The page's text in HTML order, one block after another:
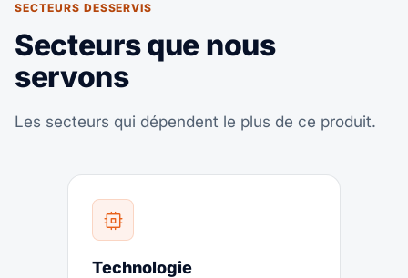
SECTEURS DESSERVIS
Secteurs que nous
servons
Les secteurs qui dépendent le plus de ce produit.
Technologie